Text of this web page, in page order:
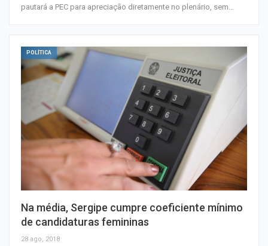
pautará a PEC para apreciação diretamente no plenário, sem…
POLÍTICA
Na média, Sergipe cumpre coeficiente mínimo
de candidaturas femininas
28 ago, 2018